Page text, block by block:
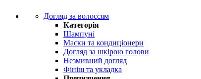
Догляд за волоссям
Категорія
Шампуні
Маски та кондиціонери
Догляд за шкірою голови
Незмивний догляд
Фініш та укладка